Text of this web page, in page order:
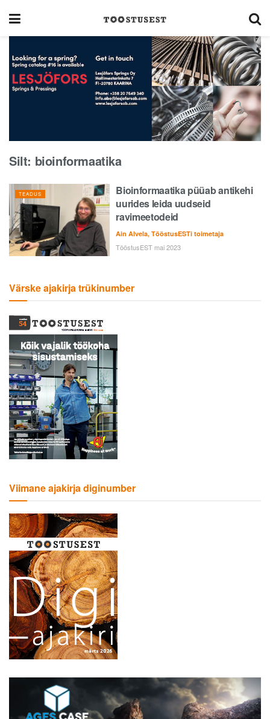
Silt: bioinformaatika
TEADUS
Bioinformaatika püüab antikehi
uurides leida uudseid
ravimeetodeid
Ain Alvela, TööstusESTi toimetaja
TööstusEST mai 2023
Värske ajakirja trükinumber
Viimane ajakirja diginumber